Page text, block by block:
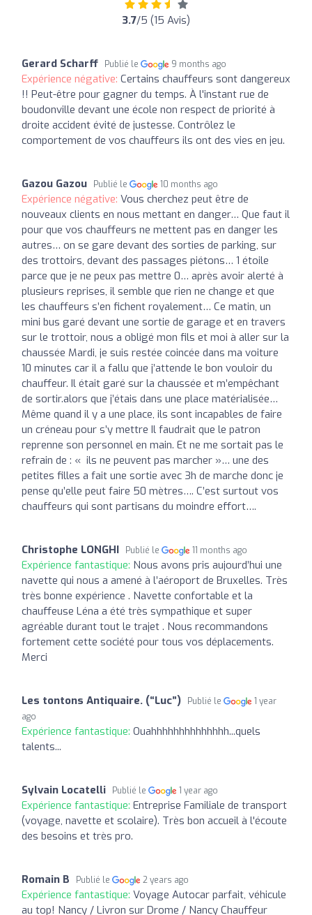
3.7/5 (15 Avis)
Gerard Scharff Publié le 9 months ago
Expérience négative: Certains chauffeurs sont dangereux
!! Peut-être pour gagner du temps. À l'instant rue de
boudonville devant une école non respect de priorité à
droite accident évité de justesse. Contrôlez le
comportement de vos chauffeurs ils ont des vies en jeu.
Gazou Gazou Publié le 10 months ago
Expérience négative: Vous cherchez peut être de
nouveaux clients en nous mettant en danger… Que faut il
pour que vos chauffeurs ne mettent pas en danger les
autres… on se gare devant des sorties de parking, sur
des trottoirs, devant des passages piétons… 1 étoile
parce que je ne peux pas mettre 0… après avoir alerté à
plusieurs reprises, il semble que rien ne change et que
les chauffeurs s’en fichent royalement… Ce matin, un
mini bus garé devant une sortie de garage et en travers
sur le trottoir, nous a obligé mon fils et moi à aller sur la
chaussée Mardi, je suis restée coincée dans ma voiture
10 minutes car il a fallu que j’attende le bon vouloir du
chauffeur. Il était garé sur la chaussée et m’empêchant
de sortir.alors que j’étais dans une place matérialisée…
Même quand il y a une place, ils sont incapables de faire
un créneau pour s’y mettre Il faudrait que le patron
reprenne son personnel en main. Et ne me sortait pas le
refrain de : « ils ne peuvent pas marcher »… une des
petites filles a fait une sortie avec 3h de marche donc je
pense qu’elle peut faire 50 mètres…. C’est surtout vos
chauffeurs qui sont partisans du moindre effort….
Christophe LONGHI Publié le 11 months ago
Expérience fantastique: Nous avons pris aujourd’hui une
navette qui nous a amené à l’aéroport de Bruxelles. Très
très bonne expérience . Navette confortable et la
chauffeuse Léna a été très sympathique et super
agréable durant tout le trajet . Nous recommandons
fortement cette société pour tous vos déplacements.
Merci
Les tontons Antiquaire. (“Luc”) Publié le
1 year
ago
Expérience fantastique: Ouahhhhhhhhhhhhhh...quels
talents...
Sylvain Locatelli Publié le 1 year ago
Expérience fantastique: Entreprise Familiale de transport
(voyage, navette et scolaire). Très bon accueil à l'écoute
des besoins et très pro.
Romain B Publié le 2 years ago
Expérience fantastique: Voyage Autocar parfait, véhicule
au top! Nancy / Livron sur Drome / Nancy Chauffeur